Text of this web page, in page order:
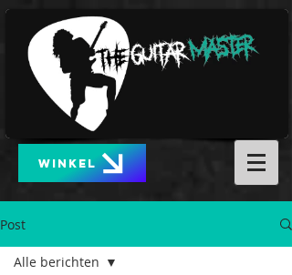
WINKEL
Post
Alle berichten